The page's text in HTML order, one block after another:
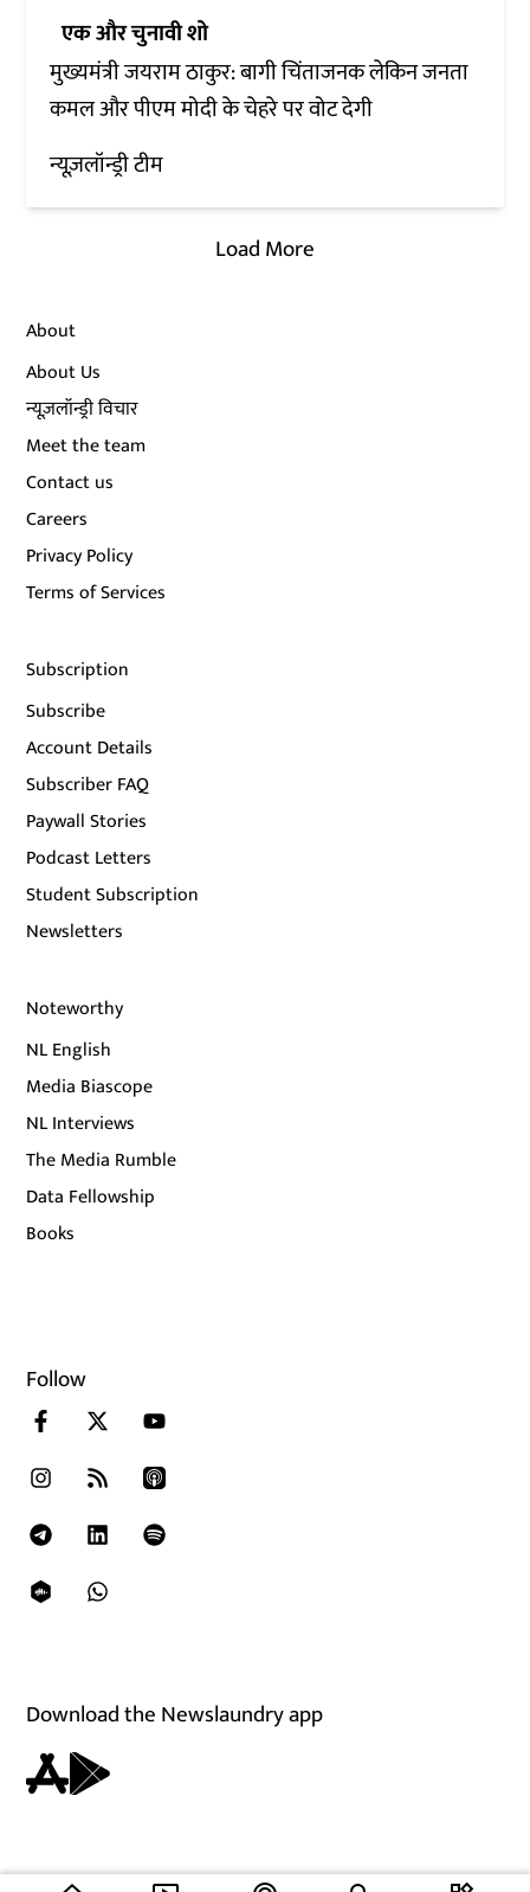
एक और चुनावी शो
मुख्यमंत्री जयराम ठाकुर: बागी चिंताजनक लेकिन जनता
कमल और पीएम मोदी के चेहरे पर वोट देगी
न्यूज़लॉन्ड्री टीम
Load More
About
About Us
न्यूज़लॉन्ड्री विचार
Meet the team
Contact us
Careers
Privacy Policy
Terms of Services
Subscription
Subscribe
Account Details
Subscriber FAQ
Paywall Stories
Podcast Letters
Student Subscription
Newsletters
Noteworthy
NL English
Media Biascope
NL Interviews
The Media Rumble
Data Fellowship
Books
Follow
Download the Newslaundry app